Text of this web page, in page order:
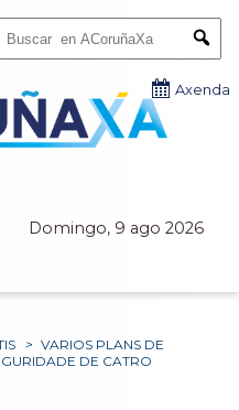
Domingo, 9 ago 2026
Axenda
> VARIOS PLANS DE
DE CATRO